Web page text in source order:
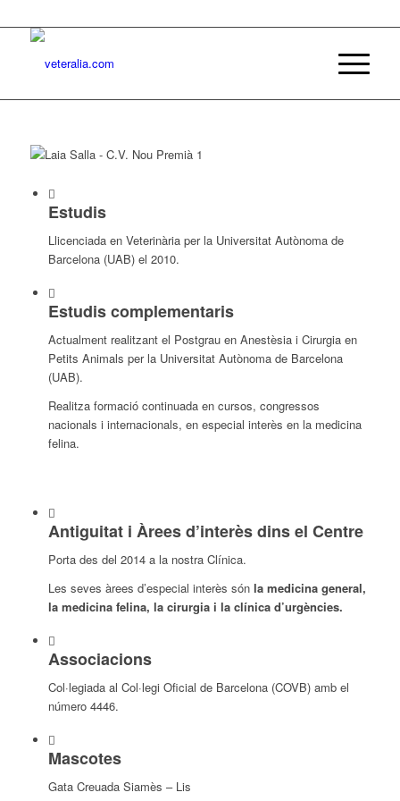
Estudis
Llicenciada en Veterinària per la Universitat Autònoma de
Barcelona (UAB) el 2010.
Estudis complementaris
Actualment realitzant el Postgrau en Anestèsia i Cirurgia en
Petits Animals per la Universitat Autònoma de Barcelona
(UAB).
Realitza formació continuada en cursos, congressos
nacionals i internacionals, en especial interès en la medicina
felina.
Antiguitat i Àrees d’interès dins el Centre
Porta des del 2014 a la nostra Clínica.
Les seves àrees d’especial interès són la medicina general,
la medicina felina, la cirurgia i la clínica d’urgències.
Associacions
Col·legiada al Col·legi Oficial de Barcelona (COVB) amb el
número 4446.
Mascotes
Gata Creuada Siamès – Lis